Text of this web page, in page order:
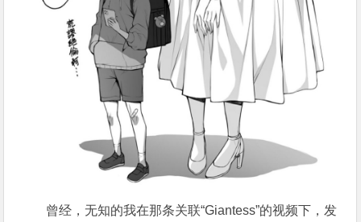
曾经，无知的我在那条关联“Giantess”的视频下，发